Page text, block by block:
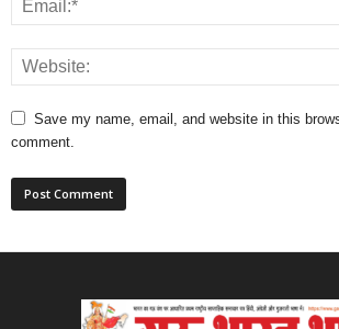
Save my name, email, and website in this
comment.